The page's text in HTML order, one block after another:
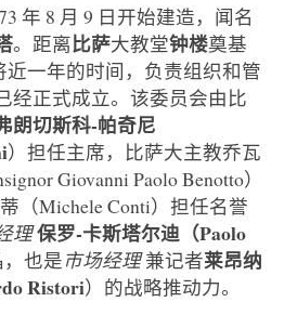
年 8 月 9 日开始建造，闻名
。距离比萨大教堂钟楼奠基
近一年的时间，负责组织和管
经正式成立。该委员会由比
朗切斯科-帕奇尼
）担任主席，比萨大主教乔瓦
Giovanni Paolo Benotto）
（Michele Conti）担任名誉
理保罗-卡斯塔尔迪（Paolo
也是市场经理兼记者莱昂纳
Ristori）的战略推动力。